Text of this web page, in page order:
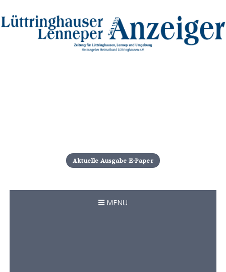
i
p
c
Aktuelle Ausgabe E-Paper
MENU